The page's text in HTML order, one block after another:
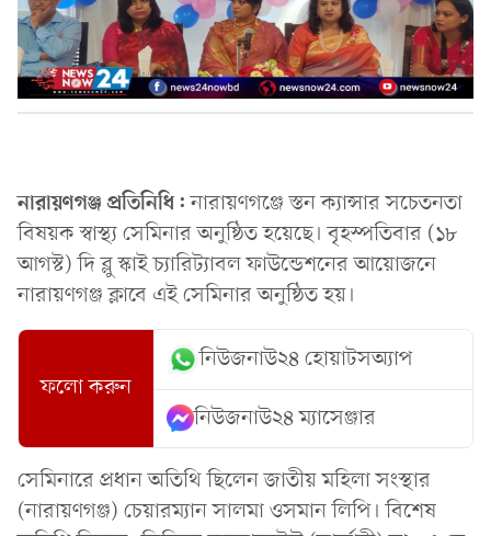
নারায়ণগঞ্জ প্রতিনিধি:নারায়ণগঞ্জে স্তন ক্যান্সার সচেতনতা
বিষয়ক স্বাস্থ্য সেমিনার অনুষ্ঠিত হয়েছে। বৃহস্পতিবার (১৮
আগস্ট) দি ব্লু স্কাই চ্যারিট্যাবল ফাউন্ডেশনের আয়োজনে
নারায়ণগঞ্জ ক্লাবে এই সেমিনার অনুষ্ঠিত হয়।
ফলো করুন
নিউজনাউ২৪ হোয়াটসঅ্যাপ
নিউজনাউ২৪ ম্যাসেঞ্জার
সেমিনারে প্রধান অতিথি ছিলেন জাতীয় মহিলা সংস্থার
(নারায়ণগঞ্জ) চেয়ারম্যান সালমা ওসমান লিপি। বিশেষ